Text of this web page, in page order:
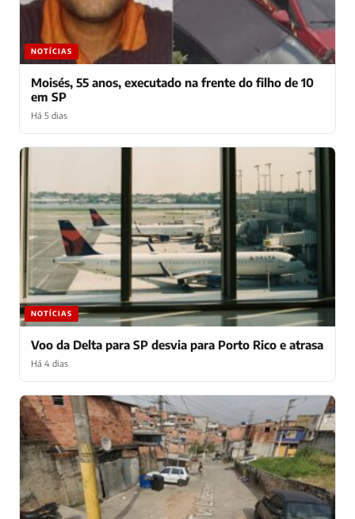
NOTÍCIAS
Moisés, 55 anos, executado na frente do filho de 10
em SP
Há 5 dias
NOTÍCIAS
Voo da Delta para SP desvia para Porto Rico e atrasa
Há 4 dias